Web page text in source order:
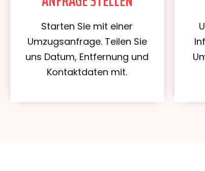
Starten Sie mit einer
Umzugsanfrage. Teilen Sie
uns Datum, Entfernung und
Kontaktdaten mit.